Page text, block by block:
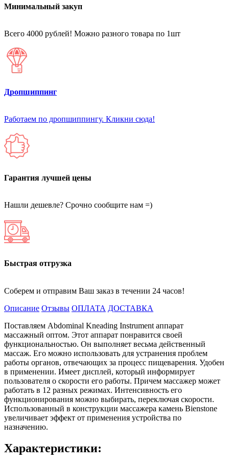
Минимальный закуп
Всего 4000 рублей! Можно разного товара по 1шт
Дропшиппинг
Работаем по дропшиппингу. Кликни сюда!
Гарантия лучшей цены
Нашли дешевле? Срочно сообщите нам =)
Быстрая отгрузка
Соберем и отправим Ваш заказ в течении 24 часов!
Описание Отзывы ОПЛАТА ДОСТАВКА
Поставляем Abdominal Kneading Instrument аппарат
массажный оптом. Этот аппарат понравится своей
функциональностью. Он выполняет весьма действенный
массаж. Его можно использовать для устранения проблем
работы органов, отвечающих за процесс пищеварения. Удобен
в применении. Имеет дисплей, который информирует
пользователя о скорости его работы. Причем массажер может
работать в 12 разных режимах. Интенсивность его
функционирования можно выбирать, переключая скорости.
Использованный в конструкции массажера камень Bienstone
увеличивает эффект от применения устройства по
назначению.
Характеристики: